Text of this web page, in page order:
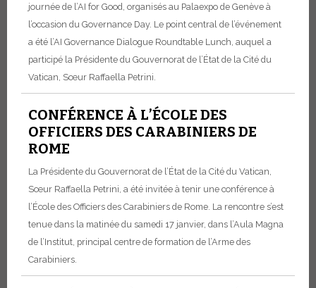
journée de l’AI for Good, organisés au Palaexpo de Genève à
l’occasion du Governance Day. Le point central de l’événement
a été l’AI Governance Dialogue Roundtable Lunch, auquel a
participé la Présidente du Gouvernorat de l’État de la Cité du
Vatican, Sœur Raffaella Petrini.
CONFÉRENCE À L’ÉCOLE DES
OFFICIERS DES CARABINIERS DE
ROME
La Présidente du Gouvernorat de l’État de la Cité du Vatican,
Sœur Raffaella Petrini, a été invitée à tenir une conférence à
l’École des Officiers des Carabiniers de Rome. La rencontre s’est
tenue dans la matinée du samedi 17 janvier, dans l’Aula Magna
de l’Institut, principal centre de formation de l’Arme des
Carabiniers.